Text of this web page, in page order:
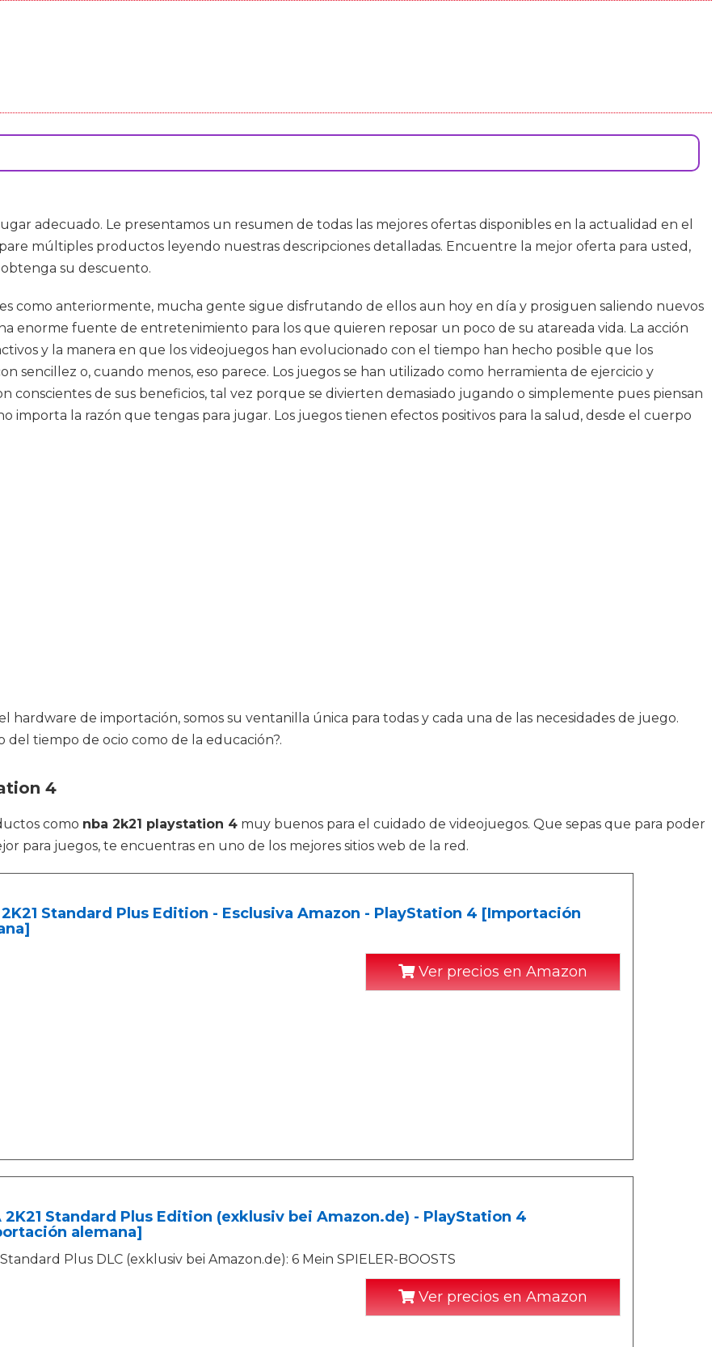
adecuado. Le presentamos un resumen de todas las mejores ofertas disponibles en la actualidad en el
múltiples productos leyendo nuestras descripciones detalladas. Encuentre la mejor oferta para usted,
su descuento.
como anteriormente, mucha gente sigue disfrutando de ellos aun hoy en día y prosiguen saliendo nuevos
enorme fuente de entretenimiento para los que quieren reposar un poco de su atareada vida. La acción
y la manera en que los videojuegos han evolucionado con el tiempo han hecho posible que los
sencillez o, cuando menos, eso parece. Los juegos se han utilizado como herramienta de ejercicio y
conscientes de sus beneficios, tal vez porque se divierten demasiado jugando o simplemente pues piensan
importa la razón que tengas para jugar. Los juegos tienen efectos positivos para la salud, desde el cuerpo
hardware de importación, somos su ventanilla única para todas y cada una de las necesidades de juego.
tiempo de ocio como de la educación?.
4
como nba 2k21 playstation 4 muy buenos para el cuidado de videojuegos. Que sepas que para poder
para juegos, te encuentras en uno de los mejores sitios web de la red.
Standard Plus Edition - Esclusiva Amazon - PlayStation 4 [Importación
Ver precios en Amazon
2K21 Standard Plus Edition (exklusiv bei Amazon.de) - PlayStation 4
alemana]
Standard Plus DLC (exklusiv bei Amazon.de): 6 Mein SPIELER-BOOSTS
Ver precios en Amazon